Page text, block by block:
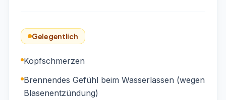
Gelegentlich
Kopfschmerzen
Brennendes Gefühl beim Wasserlassen (wegen
Blasenentzündung)